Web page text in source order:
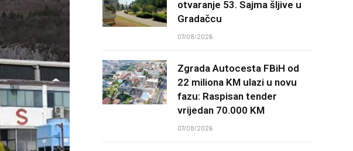
otvaranje 53. Sajma šljive u
Gradačcu
07/08/2026
Zgrada Autocesta FBiH od
22 miliona KM ulazi u novu
fazu: Raspisan tender
vrijedan 70.000 KM
07/08/2026